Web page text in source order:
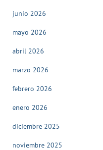
junio 2026
mayo 2026
abril 2026
marzo 2026
febrero 2026
enero 2026
diciembre 2025
noviembre 2025